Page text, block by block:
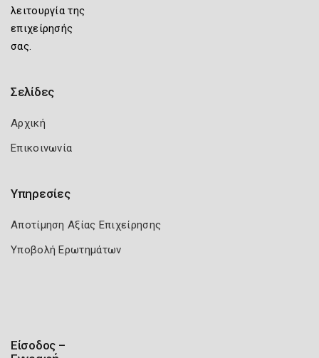
λειτουργία της
επιχείρησής
σας.
Σελίδες
Αρχική
Επικοινωνία
Υπηρεσίες
Αποτίμηση Αξίας Επιχείρησης
Υποβολή Ερωτημάτων
Είσοδος –